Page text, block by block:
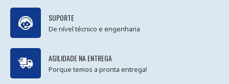
SUPORTE
De nível técnico e engenharia
AGILIDADE NA ENTREGA
Porque temos a pronta entrega!